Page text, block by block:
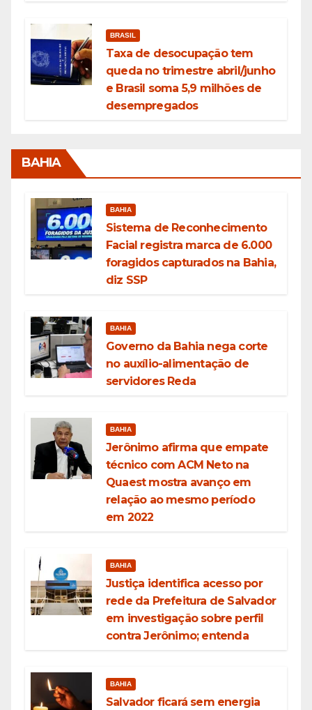
BRASIL
Taxa de desocupação tem
queda no trimestre abril/junho
e Brasil soma 5,9 milhões de
desempregados
BAHIA
BAHIA
Sistema de Reconhecimento
Facial registra marca de 6.000
foragidos capturados na Bahia,
diz SSP
BAHIA
Governo da Bahia nega corte
no auxílio-alimentação de
servidores Reda
BAHIA
Jerônimo afirma que empate
técnico com ACM Neto na
Quaest mostra avanço em
relação ao mesmo período
em 2022
BAHIA
Justiça identifica acesso por
rede da Prefeitura de Salvador
em investigação sobre perfil
contra Jerônimo; entenda
BAHIA
Salvador ficará sem energia